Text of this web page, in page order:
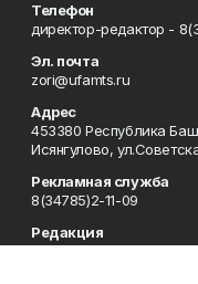
Телефон
директор-редактор -
Эл. почта
zori@ufamts.ru
Адрес
453380 Республика
Исянгулово,
Рекламная служба
8(34785)2-11-09
Редакция
8(34785)2-11-25